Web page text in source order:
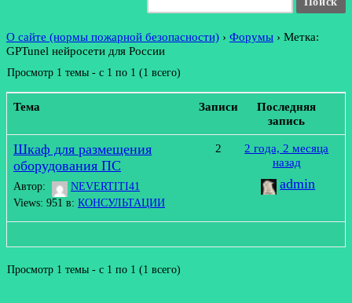
О сайте (нормы пожарной безопасности) › Форумы › Метка:
GPTunel нейросети для России
Просмотр 1 темы - с 1 по 1 (1 всего)
Тема Записи
Последняя
запись
Шкаф для размещения
оборудования ПС
Автор:
NEVERTITI41
Views: 951 в: КОНСУЛЬТАЦИИ
2
2 года, 2 месяца
назад
admin
Просмотр 1 темы - с 1 по 1 (1 всего)